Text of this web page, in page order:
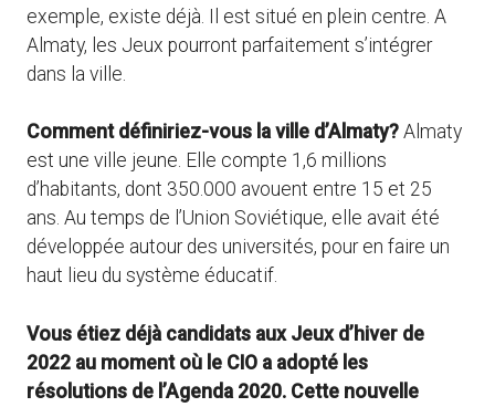
exemple, existe déjà. Il est situé en plein centre. A
Almaty, les Jeux pourront parfaitement s’intégrer
dans la ville.
Comment définiriez-vous la ville d’Almaty? Almaty
est une ville jeune. Elle compte 1,6 millions
d’habitants, dont 350.000 avouent entre 15 et 25
ans. Au temps de l’Union Soviétique, elle avait été
développée autour des universités, pour en faire un
haut lieu du système éducatif.
Vous étiez déjà candidats aux Jeux d’hiver de
2022 au moment où le CIO a adopté les
résolutions de l’Agenda 2020. Cette nouvelle